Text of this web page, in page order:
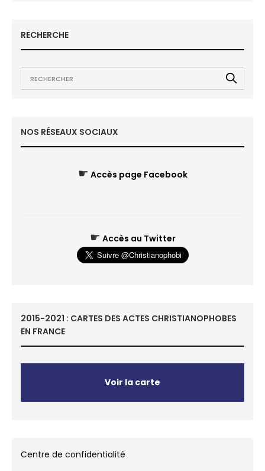
RECHERCHE
NOS RÉSEAUX SOCIAUX
☛ Accès page Facebook
☛ Accès au Twitter
2015-2021 : CARTES DES ACTES CHRISTIANOPHOBES
EN FRANCE
Voir la carte
Centre de confidentialité